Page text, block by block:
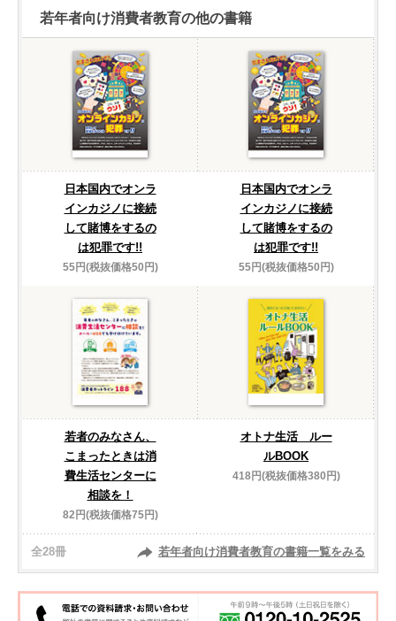
若年者向け消費者教育の他の書籍
日本国内でオンラ
インカジノに接続
して賭博をするの
は犯罪です!!
55円(税抜価格50円)
日本国内でオンラ
インカジノに接続
して賭博をするの
は犯罪です!!
55円(税抜価格50円)
若者のみなさん、
こまったときは消
費生活センターに
相談を！
82円(税抜価格75円)
オトナ生活 ルー
ルBOOK
418円(税抜価格380円)
全28冊 若年者向け消費者教育の書籍一覧をみる